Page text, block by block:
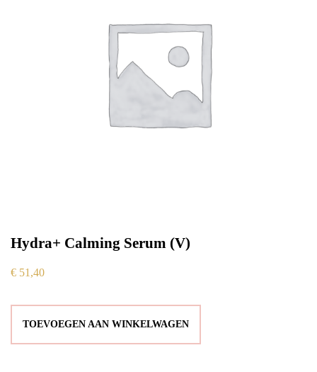
Hydra+ Calming Serum (V)
€ 51,40
TOEVOEGEN AAN WINKELWAGEN